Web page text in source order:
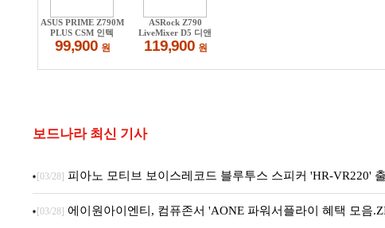
보드나라 최신 기사
[03/28] 피아노 모티브 보이스레코드 블루투스 스피커 'HR-VR220' 출
[03/28] 에이원아이엔티, 컴퓨존서 'AONE 파워서플라이 혜택 모음